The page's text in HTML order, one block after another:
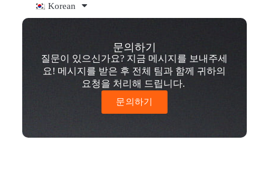
Korean
문의하기
질문이 있으신가요? 지금 메시지를 보내주세
요! 메시지를 받은 후 전체 팀과 함께 귀하의
요청을 처리해 드립니다.
문의하기